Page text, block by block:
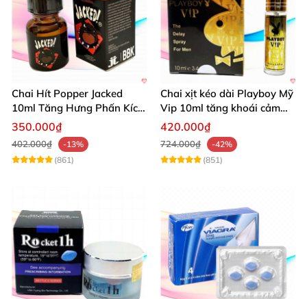
Chai Hít Popper Jacked
10ml Tăng Hưng Phấn Kích
Thích Mạnh Mẽ
350.000₫
402.000₫
-13%
(861)
Chai xịt kéo dài Playboy Mỹ
Vip 10ml tăng khoái cảm
nam
420.000₫
724.000₫
-42%
(851)